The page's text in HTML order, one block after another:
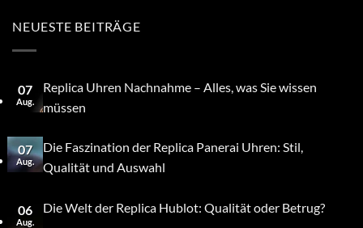
NEUESTE BEITRÄGE
07
Aug.
Replica Uhren Nachnahme – Alles, was Sie wissen
müssen
07
Aug.
Die Faszination der Replica Panerai Uhren: Stil,
Qualität und Auswahl
06
Aug.
Die Welt der Replica Hublot: Qualität oder Betrug?